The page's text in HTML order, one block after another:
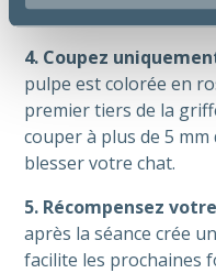
le coussinet entre le
4. Coupez
pulpe est colorée en
premier tiers de la
couper à plus de 5
blesser votre chat.
5. Récompensez
après la séance crée
facilite les prochaines